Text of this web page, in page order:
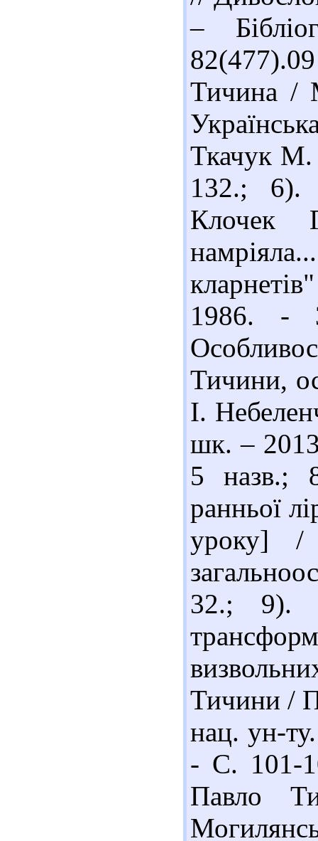
–
Тичина /
Ткачук
132.; 6).
1986. -
Тичини,
І.
шк. –
5 назв.;
ранньої
уроку]
32.; 9).
Тичини /
нац. ун-
- С. 101-
Павло